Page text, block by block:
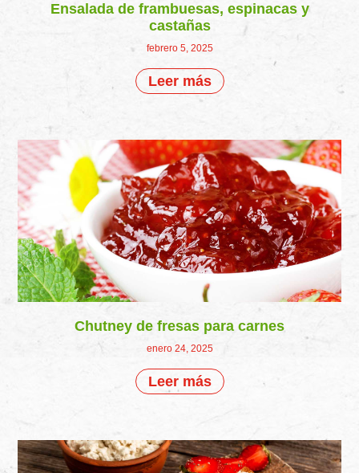
Ensalada de frambuesas, espinacas y
castañas
febrero 5, 2025
Leer más
Chutney de fresas para carnes
enero 24, 2025
Leer más